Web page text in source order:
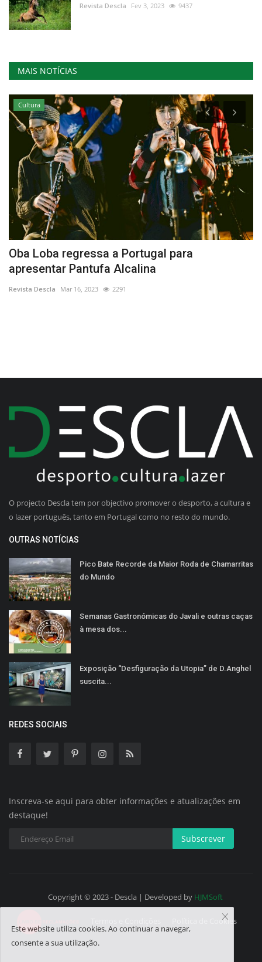
Revista Descla Fev 3, 2023 9437
MAIS NOTÍCIAS
Cultura
Oba Loba regressa a Portugal para
apresentar Pantufa Alcalina
Revista Descla Mar 16, 2023 2291
O projecto Descla tem por objectivo promover o desporto, a cultura e
o lazer português, tanto em Portugal como no resto do mundo.
OUTRAS NOTÍCIAS
Pico Bate Recorde da Maior Roda de Chamarritas
do Mundo
Semanas Gastronómicas do Javali e outras caças
à mesa dos...
Exposição “Desfiguração da Utopia” de D.Anghel
suscita...
REDES SOCIAIS
Inscreva-se aqui para obter informações e atualizações em
destaque!
Subscrever
Copyright © 2023 - Descla | Developed by HJMSoft
Política de Cookies
Este website utiliza cookies. Ao continuar a navegar,
consente a sua utilização.